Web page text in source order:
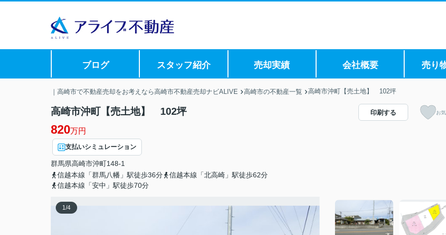
ブログ スタッフ紹介 売却実績 会社概要 売り
｜高崎市で不動産売却をお考えなら高崎市不動産売却ナビALIVE 高崎市の不動産一覧 高崎市沖町【売土地】 102坪
高崎市沖町【売土地】 102坪
820万円
支払いシミュレーション
群馬県高崎市沖町148-1
信越本線「群馬八幡」駅徒歩36分
信越本線「北高崎」駅徒歩62分
信越本線「安中」駅徒歩70分
印刷する お
1/4